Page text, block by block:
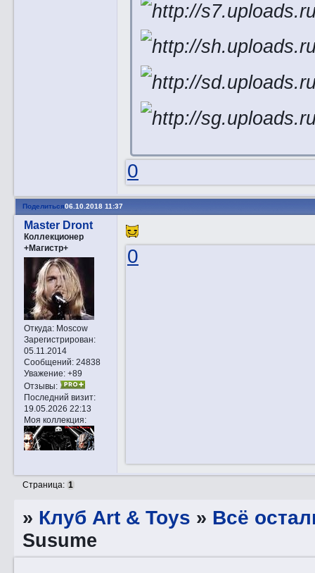
0
Поделиться06.10.2018 11:37
Master Dront
Коллекционер
+Магистр+
Откуда:Moscow
Зарегистрирован:
05.11.2014
Сообщений:24838
Уважение: +89
Отзывы:
Последний визит:
19.05.2026 22:13
Моя коллекция:
0
Страница: 1
» Клуб Art & Toys » Всё
Susume